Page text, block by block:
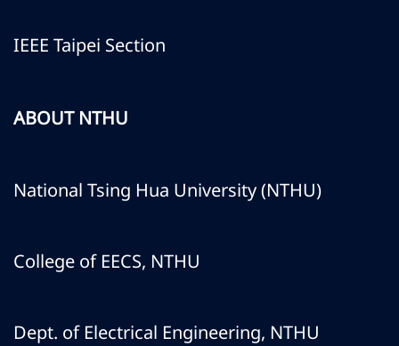
IEEE Taipei Section
ABOUT NTHU
National Tsing Hua University (NTHU)
College of EECS, NTHU
Dept. of Electrical Engineering, NTHU